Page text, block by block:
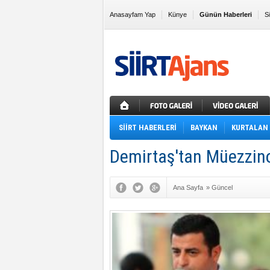
Anasayfam Yap Künye Günün Haberleri
Sık Kullanılanlara Ekle
SİİRT HABERLERİ BAYKAN KURTALAN
Demirtaş'tan
Ana Sayfa » Güncel